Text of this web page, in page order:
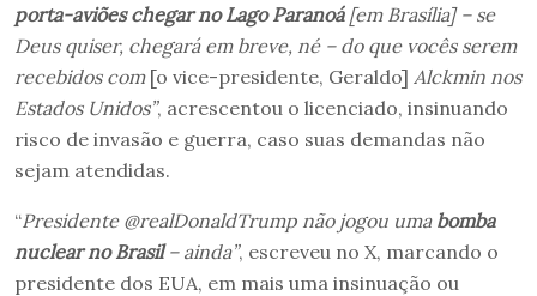
porta-aviões chegar no Lago Paranoá[em Brasília] – se
Deus quiser, chegará em breve, né – do que vocês serem
recebidos com [o vice-presidente, Geraldo] Alckmin nos
Estados Unidos”, acrescentou o licenciado, insinuando
risco de invasão e guerra, caso suas demandas não
sejam atendidas.
“Presidente @realDonaldTrump não jogou uma bomba
nuclear no Brasil– ainda”, escreveu no X, marcando o
presidente dos EUA, em mais uma insinuação ou